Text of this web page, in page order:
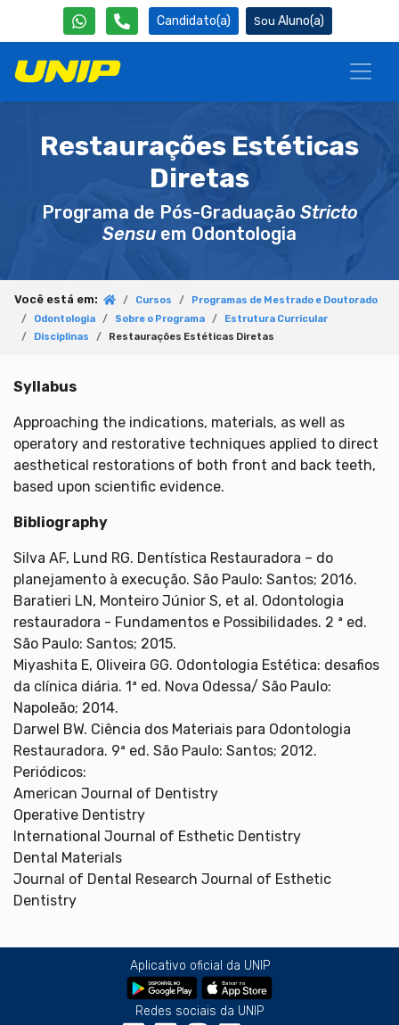
Candidato(a) Aluno(a)
Restaurações Estéticas
Diretas
Programa de Pós-Graduação Stricto
Sensu em Odontologia
Você está em: Cursos
Programas de Mestrado e Doutorado
Odontologia
Sobre o Programa
Estrutura Curricular
Disciplinas
Restaurações Estéticas Diretas
Syllabus
Approaching the indications, materials, as well as
operatory and restorative techniques applied to direct
aesthetical restorations of both front and back teeth,
based upon scientific evidence.
Bibliography
Silva AF, Lund RG. Dentística Restauradora – do
planejamento à execução. São Paulo: Santos; 2016.
Baratieri LN, Monteiro Júnior S, et al. Odontologia
restauradora - Fundamentos e Possibilidades. 2 ª ed.
São Paulo: Santos; 2015.
Miyashita E, Oliveira GG. Odontologia Estética: desafios
da clínica diária. 1ª ed. Nova Odessa/ São Paulo:
Napoleão; 2014.
Darwel BW. Ciência dos Materiais para Odontologia
Restauradora. 9ª ed. São Paulo: Santos; 2012.
Periódicos:
American Journal of Dentistry
Operative Dentistry
International Journal of Esthetic Dentistry
Dental Materials
Journal of Dental Research Journal of Esthetic
Dentistry
Aplicativo oficial da UNIP
Redes sociais da UNIP